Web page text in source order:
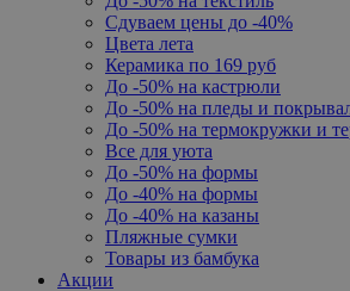
Сдуваем цены до -40%
Цвета лета
Керамика по 169 руб
До -50% на кастрюли
До -50% на пледы и
До -50% на термокружки и
Все для уюта
До -50% на формы
До -40% на формы
До -40% на казаны
Пляжные сумки
Товары из бамбука
Акции